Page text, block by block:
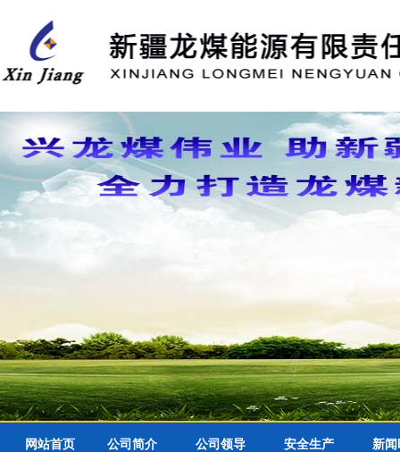
网站首页 公司简介 公司领导 安全生产 新